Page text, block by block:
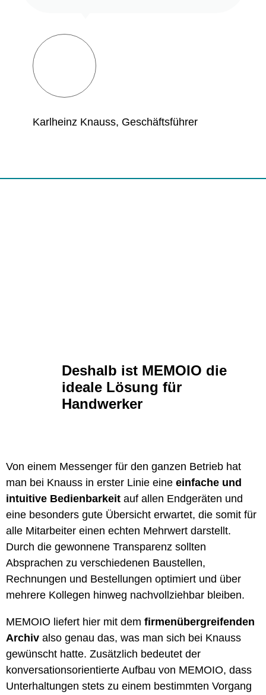
Karlheinz Knauss, Geschäftsführer
Deshalb ist MEMOIO die
ideale Lösung für
Handwerker
Von einem Messenger für den ganzen Betrieb hat
man bei Knauss in erster Linie eine einfache und
intuitive Bedienbarkeit auf allen Endgeräten und
eine besonders gute Übersicht erwartet, die somit für
alle Mitarbeiter einen echten Mehrwert darstellt.
Durch die gewonnene Transparenz sollten
Absprachen zu verschiedenen Baustellen,
Rechnungen und Bestellungen optimiert und über
mehrere Kollegen hinweg nachvollziehbar bleiben.
MEMOIO liefert hier mit dem firmenübergreifenden
Archiv also genau das, was man sich bei Knauss
gewünscht hatte. Zusätzlich bedeutet der
konversationsorientierte Aufbau von MEMOIO, dass
Unterhaltungen stets zu einem bestimmten Vorgang